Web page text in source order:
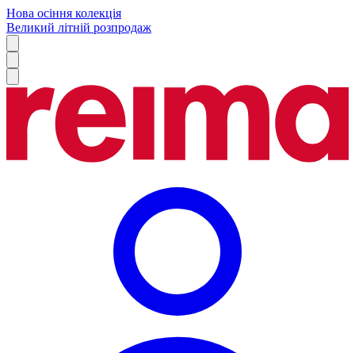
Нова осіння колекція
Великий літній розпродаж